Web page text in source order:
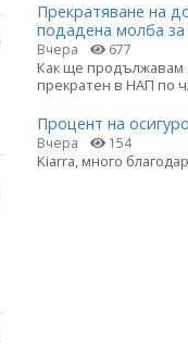
Прекратяване на
подадена молба за
Вчера 677
Как ще продължавам
прекратен в НАП по
Процент на
Вчера 154
Kiarra, много